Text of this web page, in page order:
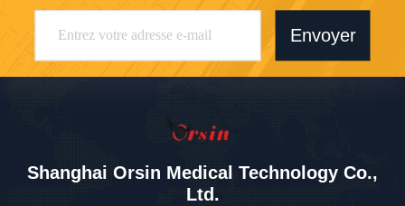
Envoyer
Shanghai Orsin Medical Technology Co.,
Ltd.